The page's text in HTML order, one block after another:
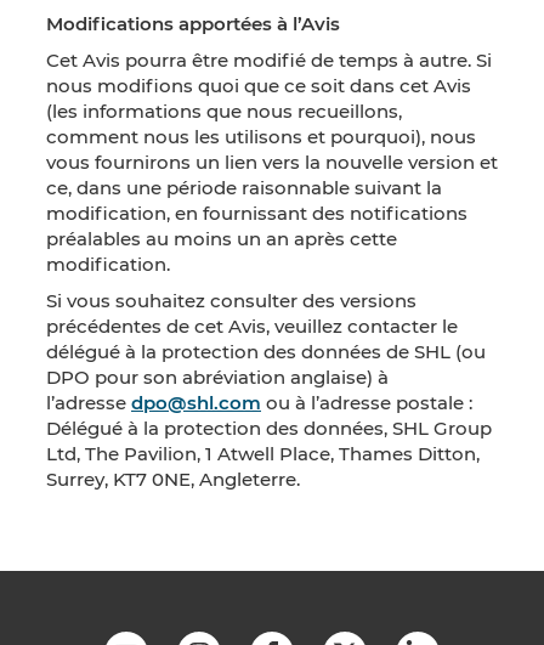
Modifications apportées à l’Avis
Cet Avis pourra être modifié de temps à autre. Si
nous modifions quoi que ce soit dans cet Avis
(les informations que nous recueillons,
comment nous les utilisons et pourquoi), nous
vous fournirons un lien vers la nouvelle version et
ce, dans une période raisonnable suivant la
modification, en fournissant des notifications
préalables au moins un an après cette
modification.
Si vous souhaitez consulter des versions
précédentes de cet Avis, veuillez contacter le
délégué à la protection des données de SHL (ou
DPO pour son abréviation anglaise) à
l’adresse dpo@shl.com ou à l’adresse postale :
Délégué à la protection des données, SHL Group
Ltd, The Pavilion, 1 Atwell Place, Thames Ditton,
Surrey, KT7 0NE, Angleterre.